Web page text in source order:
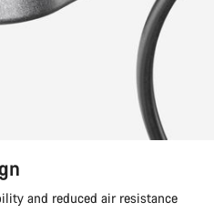
and reduced air resistance